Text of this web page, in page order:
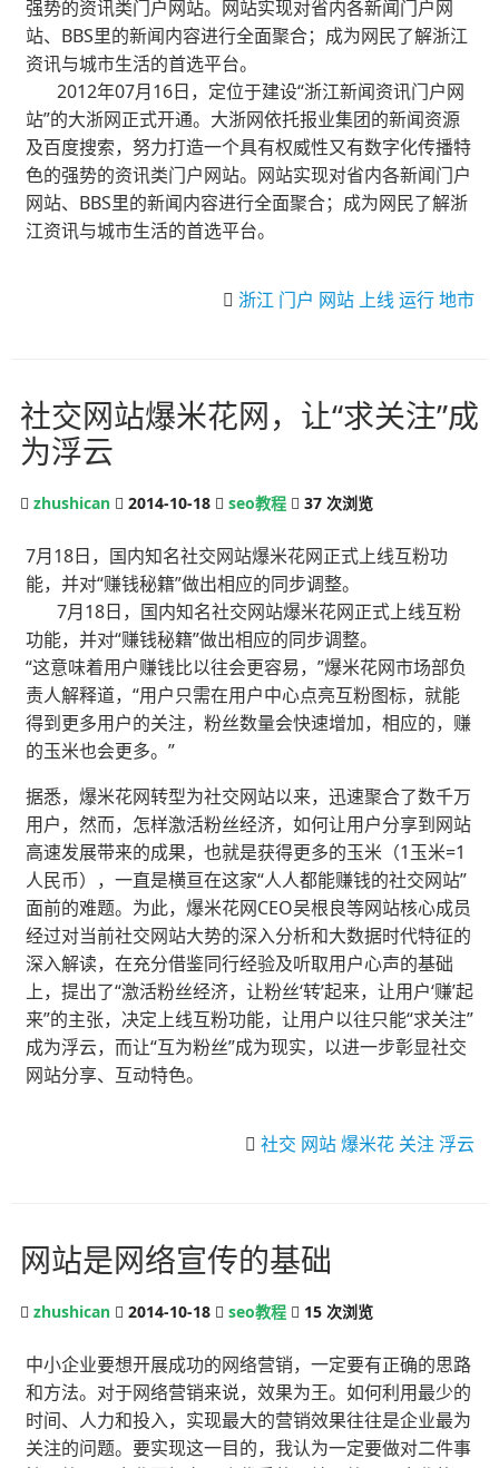
强势的资讯类门户网站。网站实现对省内各新闻门户网
站、BBS里的新闻内容进行全面聚合；成为网民了解浙江
资讯与城市生活的首选平台。
2012年07月16日，定位于建设“浙江新闻资讯门户网
站”的大浙网正式开通。大浙网依托报业集团的新闻资源
及百度搜索，努力打造一个具有权威性又有数字化传播特
色的强势的资讯类门户网站。网站实现对省内各新闻门户
网站、BBS里的新闻内容进行全面聚合；成为网民了解浙
江资讯与城市生活的首选平台。
浙江 门户 网站 上线运行地市
社交网站爆米花网，让“求关注”成
为浮云
zhushican 2014-10-18 seo教程 37 次浏览
7月18日，国内知名社交网站爆米花网正式上线互粉功
能，并对“赚钱秘籍”做出相应的同步调整。
7月18日，国内知名社交网站爆米花网正式上线互粉
功能，并对“赚钱秘籍”做出相应的同步调整。
“这意味着用户赚钱比以往会更容易，”爆米花网市场部负
责人解释道，“用户只需在用户中心点亮互粉图标，就能
得到更多用户的关注，粉丝数量会快速增加，相应的，赚
的玉米也会更多。”
据悉，爆米花网转型为社交网站以来，迅速聚合了数千万
用户，然而，怎样激活粉丝经济，如何让用户分享到网站
高速发展带来的成果，也就是获得更多的玉米（1玉米=1
人民币），一直是横亘在这家“人人都能赚钱的社交网站”
面前的难题。为此，爆米花网CEO吴根良等网站核心成员
经过对当前社交网站大势的深入分析和大数据时代特征的
深入解读，在充分借鉴同行经验及听取用户心声的基础
上，提出了“激活粉丝经济，让粉丝‘转’起来，让用户‘赚’起
来”的主张，决定上线互粉功能，让用户以往只能“求关注”
成为浮云，而让“互为粉丝”成为现实，以进一步彰显社交
网站分享、互动特色。
社交 网站爆米花 关注 浮云
网站是网络宣传的基础
zhushican 2014-10-18 seo教程 15 次浏览
中小企业要想开展成功的网络营销，一定要有正确的思路
和方法。对于网络营销来说，效果为王。如何利用最少的
时间、人力和投入，实现最大的营销效果往往是企业最为
关注的问题。要实现这一目的，我认为一定要做对二件事